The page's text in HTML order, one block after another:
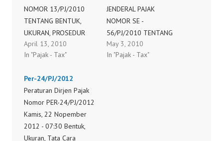
NOMOR 13/PJ/2010
TENTANG BENTUK,
UKURAN, PROSEDUR
PEMBERITAHUAN
DALAM RANGKA
PENGISIAN
KETERANGAN, TATA
CARA PEMBETULAN
ATAU PENGGANTIAN,
DAN TAT CARA
April 13, 2010
In "Pajak - Tax"
JENDERAL PAJAK
NOMOR SE -
56/PJ/2010 TENTANG
PENJELASAN MENGENAI
PENGGUNAAN FAKTUR
May 3, 2010
In "Pajak - Tax"
Per-24/PJ/2012
Peraturan Dirjen Pajak
Nomor PER-24/PJ/2012
Kamis, 22 Nopember
2012 - 07:30 Bentuk,
Ukuran, Tata Cara